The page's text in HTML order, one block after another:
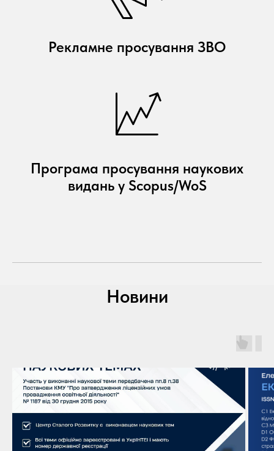
Рекламне просування ЗВО
Програма просування наукових
видань у Scopus/WoS
Новини